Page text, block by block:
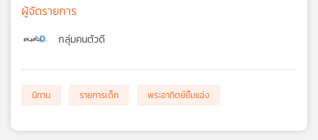
ผู้จัดรายการ
กลุ่มคนตัวดี
นิทาน รายการเด็ก พระอาทิตย์ยิ้มแฉ่ง